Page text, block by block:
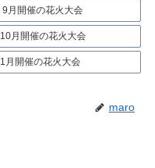
9月開催の花火大会
10月開催の花火大会
1月開催の花火大会
maro